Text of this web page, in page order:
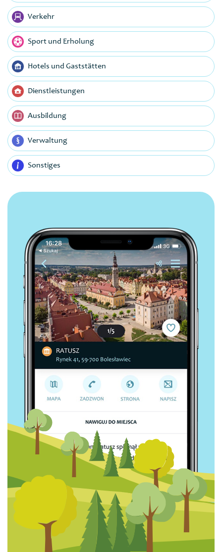
Verkehr
Sport und Erholung
Hotels und Gaststätten
Dienstleistungen
Ausbildung
Verwaltung
Sonstiges